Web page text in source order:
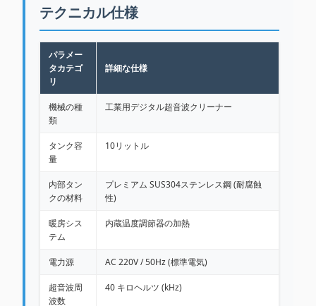
テクニカル仕様
パラメー
タカテゴ
リ
詳細な仕様
機械の種
類
工業用デジタル超音波クリーナー
タンク容
量
10リットル
内部タン
クの材料
プレミアム SUS304ステンレス鋼 (耐腐蝕
性)
暖房シス
テム
内蔵温度調節器の加熱
電力源 AC 220V / 50Hz (標準電気)
超音波周
波数
40 キロヘルツ (kHz)